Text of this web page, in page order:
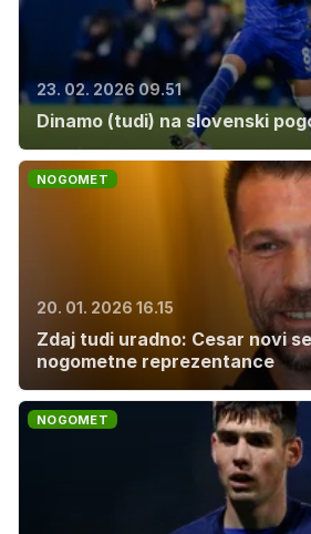
23. 02. 2026 09.51
Dinamo (tudi) na slovenski
NOGOMET
20. 01. 2026 16.15
Zdaj tudi uradno: Cesar novi
nogometne reprezentance
NOGOMET